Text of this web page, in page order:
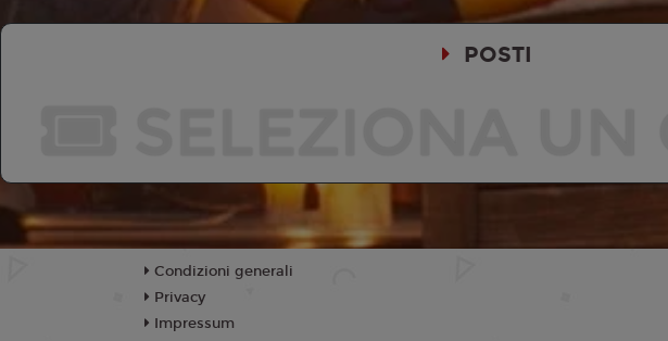
POSTI
Condizioni generali
Privacy
Impressum